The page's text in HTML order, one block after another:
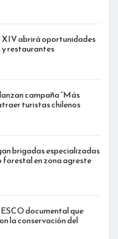
XIV abrirá oportunidades
y restaurantes
campaña “Más
turistas chilenos
brigadas especializadas
en zona agreste
documental que
la conservación del